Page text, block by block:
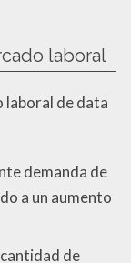
laboral
laboral de data
demanda de
a un aumento
de